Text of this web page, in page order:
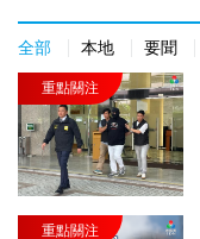
全部 本地 要聞